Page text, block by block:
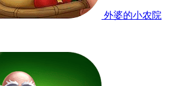
外婆的小农院